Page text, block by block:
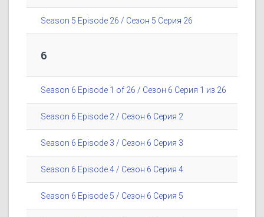
Season 5 Episode 26 / Сезон 5 Серия 26
6
Season 6 Episode 1 of 26 / Сезон 6 Серия 1 из 26
Season 6 Episode 2 / Сезон 6 Серия 2
Season 6 Episode 3 / Сезон 6 Серия 3
Season 6 Episode 4 / Сезон 6 Серия 4
Season 6 Episode 5 / Сезон 6 Серия 5